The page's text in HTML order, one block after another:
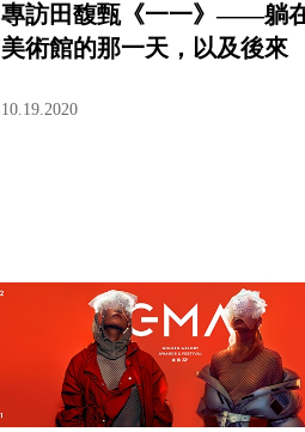
專訪田馥甄《一一》——躺
美術館的那一天，以及後來
10.19.2020